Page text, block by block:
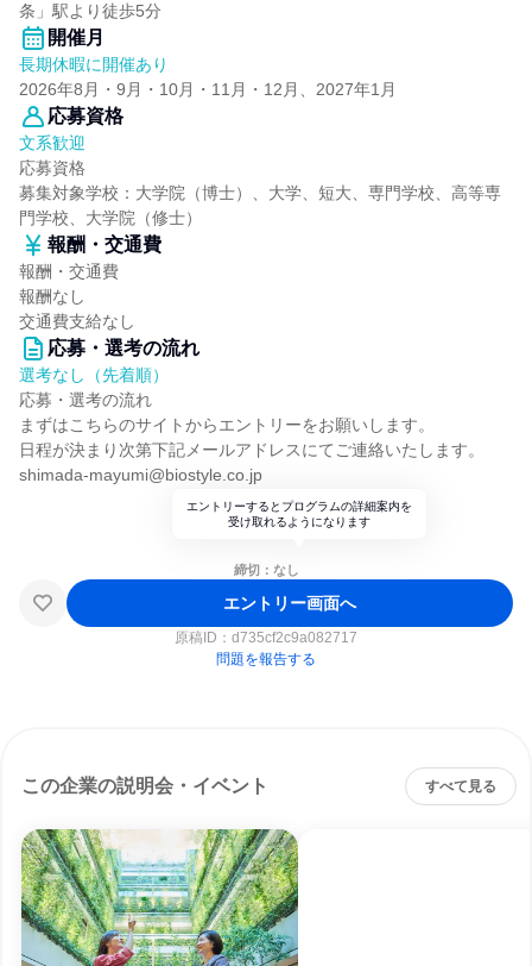
条」駅より徒歩5分
開催月
長期休暇に開催あり
2026年8月・9月・10月・11月・12月、2027年1月
応募資格
文系歓迎
応募資格
募集対象学校：大学院（博士）、大学、短大、専門学校、高等専
門学校、大学院（修士）
報酬・交通費
報酬・交通費
報酬なし
交通費支給なし
応募・選考の流れ
選考なし（先着順）
応募・選考の流れ
まずはこちらのサイトからエントリーをお願いします。
日程が決まり次第下記メールアドレスにてご連絡いたします。
shimada-mayumi@biostyle.co.jp
エントリーするとプログラムの詳細案内を
受け取れるようになります
締切：なし
エントリー画面へ
原稿ID： d735cf2c9a082717
問題を報告する
この企業の説明会・イベント すべて見る